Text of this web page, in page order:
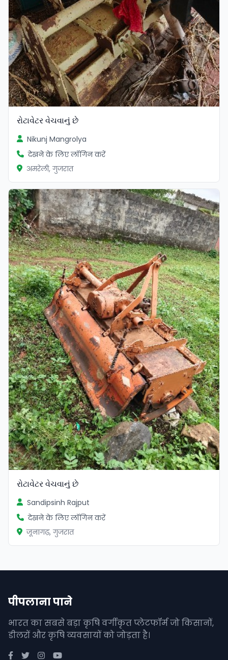
રોટાવેટર વેચવાનું છે
Nikunj Mangrolya
देखने के लिए लॉगिन करें
अमरेली, गुजरात
રોટાવેટર વેચવાનું છે
Sandipsinh Rajput
देखने के लिए लॉगिन करें
जूनागढ़, गुजरात
पीपलाना पाने
भारत का सबसे बड़ा कृषि वर्गीकृत प्लेटफॉर्म जो किसानों,
डीलरों और कृषि व्यवसायों को जोड़ता है।